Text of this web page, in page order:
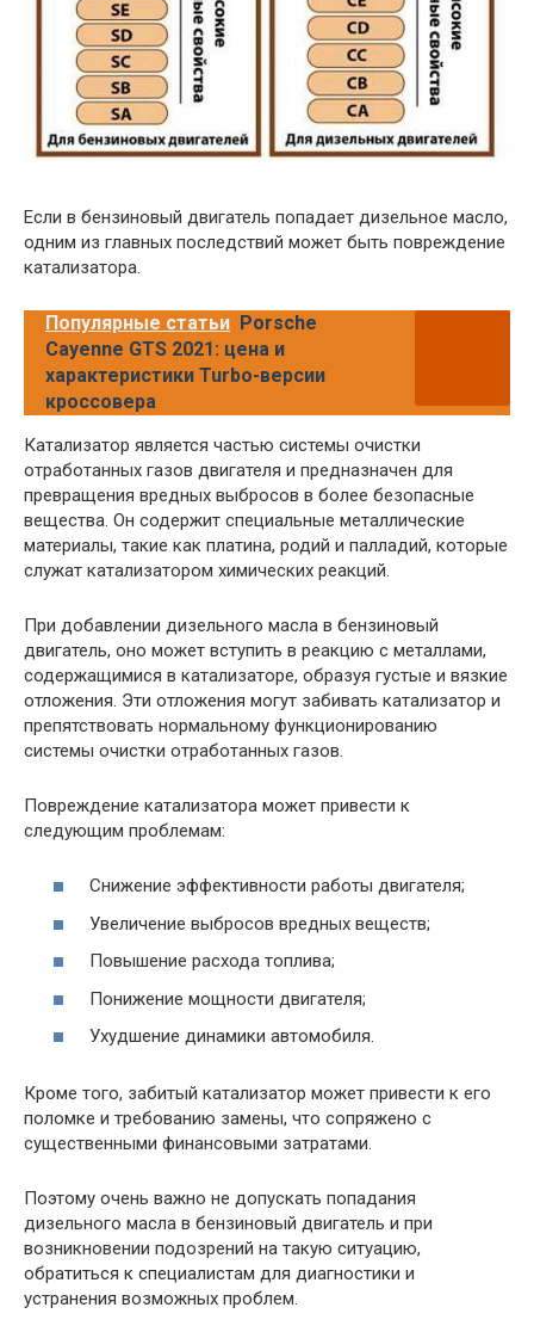
Если в бензиновый двигатель попадает дизельное масло,
одним из главных последствий может быть повреждение
катализатора.
Популярные статьи Porsche
Cayenne GTS 2021: цена и
характеристики Turbo-версии
кроссовера
Катализатор является частью системы очистки
отработанных газов двигателя и предназначен для
превращения вредных выбросов в более безопасные
вещества. Он содержит специальные металлические
материалы, такие как платина, родий и палладий, которые
служат катализатором химических реакций.
При добавлении дизельного масла в бензиновый
двигатель, оно может вступить в реакцию с металлами,
содержащимися в катализаторе, образуя густые и вязкие
отложения. Эти отложения могут забивать катализатор и
препятствовать нормальному функционированию
системы очистки отработанных газов.
Повреждение катализатора может привести к
следующим проблемам:
Снижение эффективности работы двигателя;
Увеличение выбросов вредных веществ;
Повышение расхода топлива;
Понижение мощности двигателя;
Ухудшение динамики автомобиля.
Кроме того, забитый катализатор может привести к его
поломке и требованию замены, что сопряжено с
существенными финансовыми затратами.
Поэтому очень важно не допускать попадания
дизельного масла в бензиновый двигатель и при
возникновении подозрений на такую ситуацию,
обратиться к специалистам для диагностики и
устранения возможных проблем.